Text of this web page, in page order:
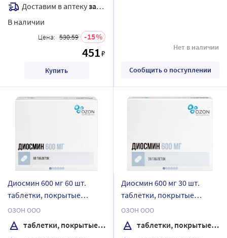
Доставим в аптекузавтра
В наличии
Цена: 530.59 15
451₽
Купить
Нет в наличии
Сообщить о поступлении
Диосмин 600 мг 60 шт.
таблетки, покрытые
пленочной оболочкой
ОЗОН ООО
таблетки, покрытые пленочной оболочкой
Диосмин 600 мг 30 шт.
таблетки, покрытые
пленочной оболочкой
ОЗОН ООО
таблетки, покрытые пленочной оболочкой